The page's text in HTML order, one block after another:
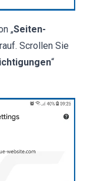
„Seiten-
Scrollen Sie
“